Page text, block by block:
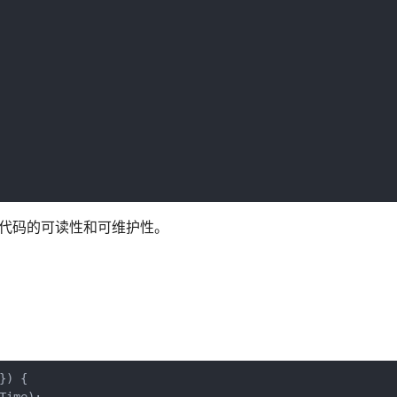
的可读性和可维护性。
}) {